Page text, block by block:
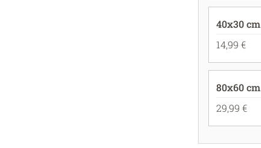
40x30 cm
14,99 €
80x60 cm
29,99 €